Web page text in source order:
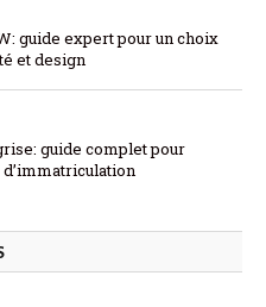
guide expert pour un choix
et design
guide complet pour